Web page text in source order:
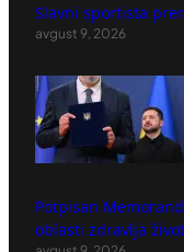
Slavni sportista
avgust 9, 2026
Potpisan
oblasti zdravlja